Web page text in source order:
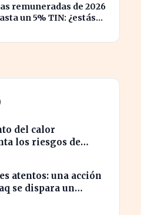
remuneradas de 2026
un 5% TIN: ¿estás
del calor
los riesgos de
atentos: una acción
se dispara un